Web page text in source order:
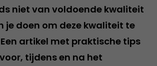
niet van voldoende kwaliteit
je doen om deze kwaliteit te
artikel met praktische tips
tijdens en na het